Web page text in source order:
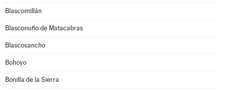
Blascomillán
Blasconuño de Matacabras
Blascosancho
Bohoyo
Bonilla de la Sierra